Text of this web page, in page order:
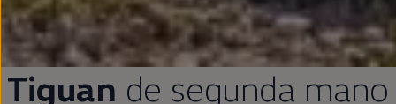
Tiguan de segunda mano